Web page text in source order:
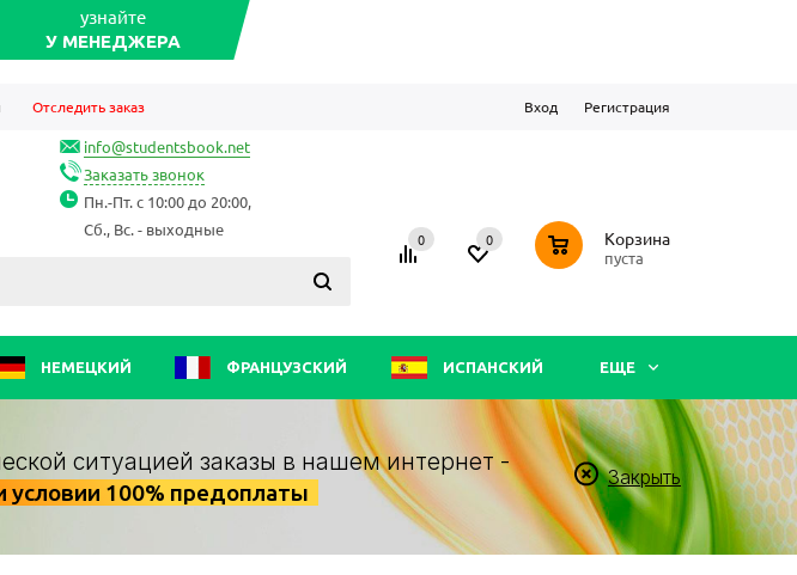
узнайте
У МЕНЕДЖЕРА
Отследить заказ Вход Регистрация
info@studentsbook.net
Заказать звонок
Пн.-Пт. с 10:00 до 20:00,
Сб., Вс. - выходные
0 0 0 Корзина
пуста
НЕМЕЦКИЙ ФРАНЦУЗСКИЙ ИСПАНСКИЙ ЕЩЕ
ситуацией заказы в нашем интернет -
условии 100% предоплаты
Закрыть